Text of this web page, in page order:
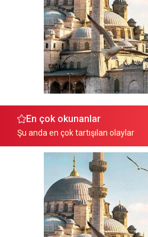
En çok okunanlar
Şu anda en çok tartışılan olaylar